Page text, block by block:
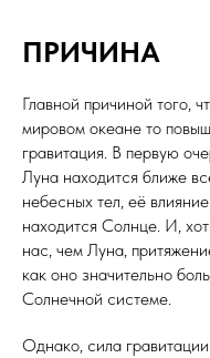
ПРИЧИНА
Главной причиной того,
мировом океане то
гравитация. В первую
Луна находится ближе
небесных тел, её
находится Солнце. И,
нас, чем Луна,
как оно значительно
Солнечной системе.
Однако, сила